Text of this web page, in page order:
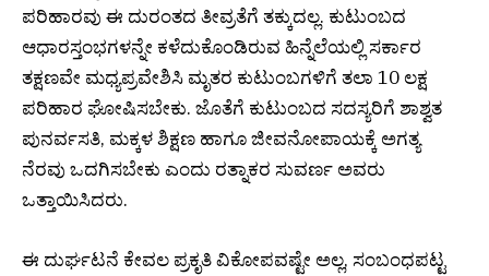
ಪರಿಹಾರವು ಈ ದುರಂತದ ತೀವ್ರತೆಗೆ ತಕ್ಕುದಲ್ಲ. ಕುಟುಂಬದ
ಆಧಾರಸ್ತಂಭಗಳನ್ನೇ ಕಳೆದುಕೊಂಡಿರುವ ಹಿನ್ನೆಲೆಯಲ್ಲಿ ಸರ್ಕಾರ
ತಕ್ಷಣವೇ ಮಧ್ಯಪ್ರವೇಶಿಸಿ ಮೃತರ ಕುಟುಂಬಗಳಿಗೆ ತಲಾ ₹10 ಲಕ್ಷ
ಪರಿಹಾರ ಘೋಷಿಸಬೇಕು. ಜೊತೆಗೆ ಕುಟುಂಬದ ಸದಸ್ಯರಿಗೆ ಶಾಶ್ವತ
ಪುನರ್ವಸತಿ, ಮಕ್ಕಳ ಶಿಕ್ಷಣ ಹಾಗೂ ಜೀವನೋಪಾಯಕ್ಕೆ ಅಗತ್ಯ
ನೆರವು ಒದಗಿಸಬೇಕು ಎಂದು ರತ್ನಾಕರ ಸುವರ್ಣ ಅವರು
ಒತ್ತಾಯಿಸಿದರು.
ಈ ದುರ್ಘಟನೆ ಕೇವಲ ಪ್ರಕೃತಿ ವಿಕೋಪವಷ್ಟೇ ಅಲ್ಲ, ಸಂಬಂಧಪಟ್ಟ